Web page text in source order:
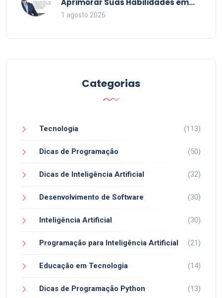
2026
1 agosto 2026
Categorias
Tecnologia (113)
Dicas de Programação (50)
Dicas de Inteligência Artificial (32)
Desenvolvimento de Software (30)
Inteligência Artificial (30)
Programação para Inteligência Artificial (21)
Educação em Tecnologia (14)
Dicas de Programação Python (13)